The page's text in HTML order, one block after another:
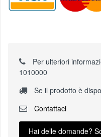
Per ulteriori
1010000
Se il prodotto è
Contattaci
Hai delle domande?